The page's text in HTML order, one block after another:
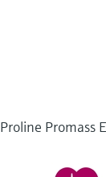
Proline Promass